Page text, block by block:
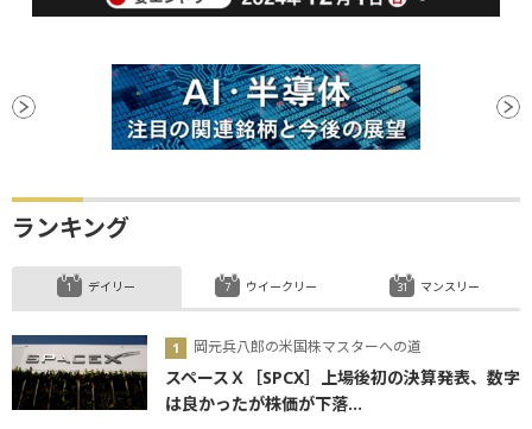
ランキング
デイリー
岡元兵八郎の米国株マスターへの道
スペースＸ［SPCX］上場後初の決算発表、数字
は良かったが株価が下落...
ウイークリー マンスリー